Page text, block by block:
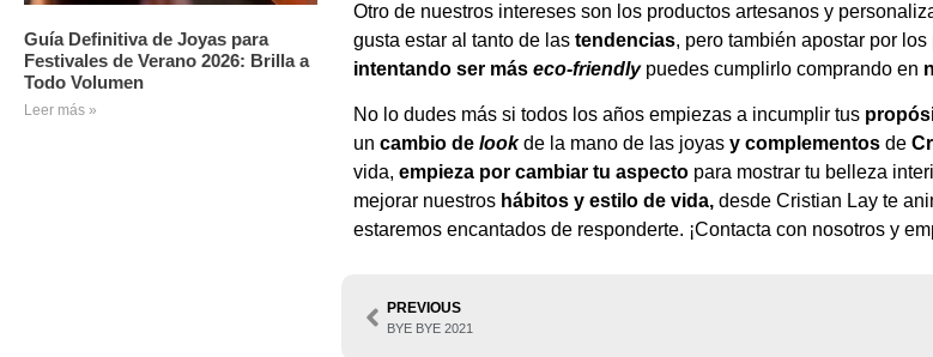
Guía Definitiva de Joyas para
Festivales de Verano 2026: Brilla a
Todo Volumen
Leer más »
Otro de nuestros intereses son los productos artesanos y
gusta estar al tanto de las tendencias, pero también apostar por los
intentando ser más eco-friendly puedes cumplirlo comprando en
No lo dudes más si todos los años empiezas a incumplir tus
un cambio de lookde la mano de las joyas y complementosde
vida, empieza por cambiar tu aspectopara mostrar tu belleza
mejorar nuestros hábitos y estilo de vida, desde Cristian Lay te
estaremos encantados de responderte. ¡Contacta con nosotros y
PREVIOUS
BYE BYE 2021